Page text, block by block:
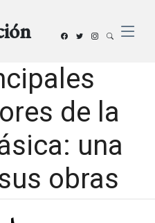
de la
una
obras